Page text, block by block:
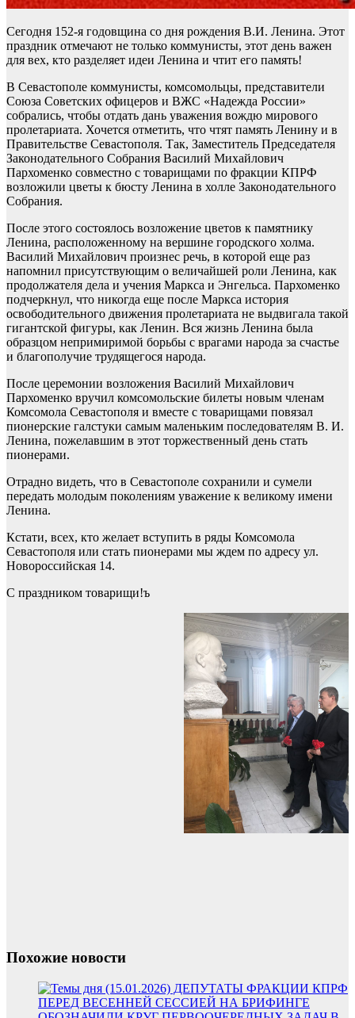
Сегодня 152-я годовщина со дня рождения В.И. Ленина. Этот
праздник отмечают не только коммунисты, этот день важен
для вех, кто разделяет идеи Ленина и чтит его память!
В Севастополе коммунисты, комсомольцы, представители
Союза Советских офицеров и ВЖС «Надежда России»
собрались, чтобы отдать дань уважения вождю мирового
пролетариата. Хочется отметить, что чтят память Ленину и в
Правительстве Севастополя. Так, Заместитель Председателя
Законодательного Собрания Василий Михайлович
Пархоменко совместно с товарищами по фракции КПРФ
возложили цветы к бюсту Ленина в холле Законодательного
Собрания.
После этого состоялось возложение цветов к памятнику
Ленина, расположенному на вершине городского холма.
Василий Михайлович произнес речь, в которой еще раз
напомнил присутствующим о величайшей роли Ленина, как
продолжателя дела и учения Маркса и Энгельса. Пархоменко
подчеркнул, что никогда еще после Маркса история
освободительного движения пролетариата не выдвигала такой
гигантской фигуры, как Ленин. Вся жизнь Ленина была
образцом непримиримой борьбы с врагами народа за счастье
и благополучие трудящегося народа.
После церемонии возложения Василий Михайлович
Пархоменко вручил комсомольские билеты новым членам
Комсомола Севастополя и вместе с товарищами повязал
пионерские галстуки самым маленьким последователям В. И.
Ленина, пожелавшим в этот торжественный день стать
пионерами.
Отрадно видеть, что в Севастополе сохранили и сумели
передать молодым поколениям уважение к великому имени
Ленина.
Кстати, всех, кто желает вступить в ряды Комсомола
Севастополя или стать пионерами мы ждем по адресу ул.
Новороссийская 14.
С праздником товарищи!ъ
Похожие новости